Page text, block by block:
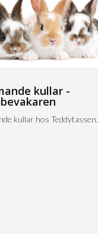
kullar -
kullar hos Teddytassen.